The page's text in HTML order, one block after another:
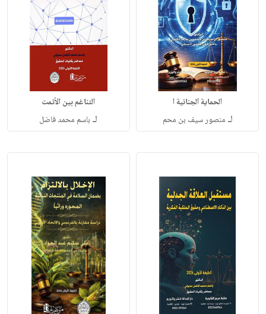
الحماية الجنائية ا
لـ منصور سيف بن محم
التناغم بين الأتمت
لـ باسم محمد فاضل